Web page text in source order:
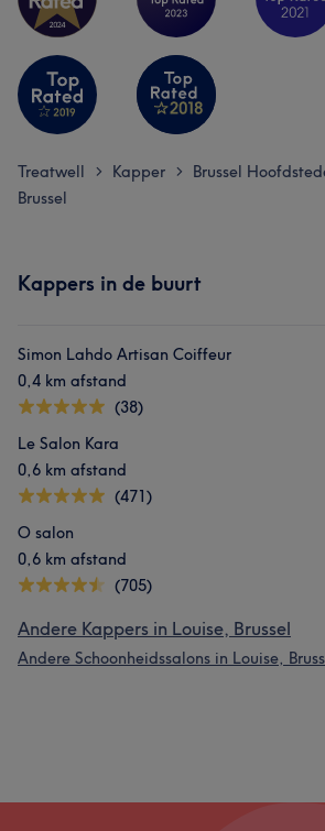
Treatwell > Kapper > Brussel
Brussel
Kappers in de buurt
Simon Lahdo Artisan Coiffeur
0,4 km afstand
(38)
Le Salon Kara
0,6 km afstand
(471)
O salon
0,6 km afstand
(705)
Andere Kappers in Louise, Brussel
Andere Schoonheidssalons in Louise,